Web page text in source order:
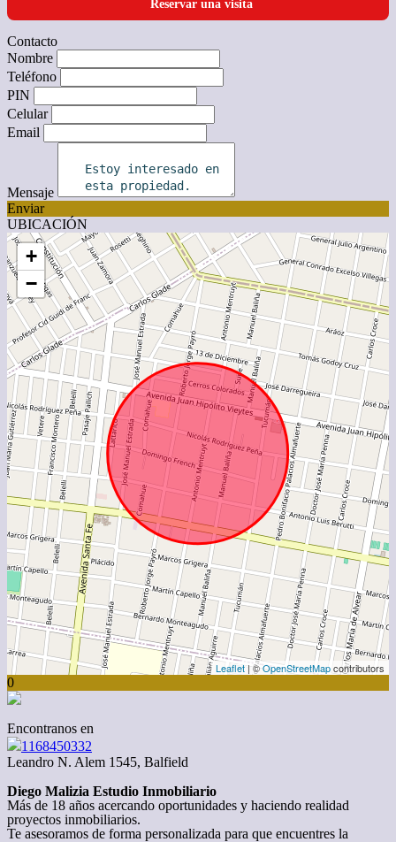
Reservar una visita
Contacto
Nombre
Teléfono
PIN
Celular
Email
Mensaje
Enviar
UBICACIÓN
+
−
Leaflet | ©OpenStreetMapcontributors
0
Encontranos en
1168450332
Leandro N. Alem 1545, Balfield
Diego Malizia Estudio Inmobiliario
Más de 18 años acercando oportunidades y haciendo realidad
proyectos inmobiliarios.
Te asesoramos de forma personalizada para que encuentres la